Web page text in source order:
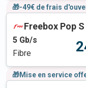
🎁-49€ de frais
Freebox Pop S
5 Gb/s
Fibre
🎁Mise en service